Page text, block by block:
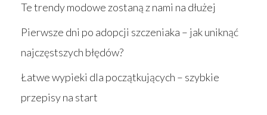
Te trendy modowe zostaną z nami na dłużej
Pierwsze dni po adopcji szczeniaka – jak uniknąć
najczęstszych błędów?
Łatwe wypieki dla początkujących – szybkie
przepisy na start